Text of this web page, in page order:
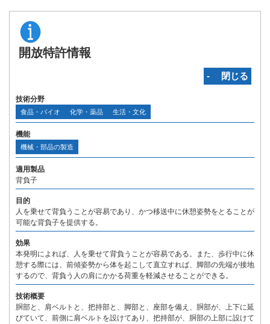
開放特許情報
‐ 閉じる
技術分野
食品・バイオ 化学・薬品 生活・文化
機能
機械・部品の製造
適用製品
背負子
目的
人を乗せて背負うことが容易であり、かつ移送中に休憩姿勢をとることが
可能な背負子を提供する。
効果
本発明によれば、人を乗せて背負うことが容易である。また、歩行中に休
憩する際には、前傾姿勢から体を起こして直立すれば、脚部の先端が接地
するので、背負う人の肩にかかる荷重を軽減させることができる。
技術概要
胴部と、肩ベルトと、把持部と、脚部と、座部を備え、胴部が、上下に延
びていて、前側に肩ベルトを設けてあり、把持部が、胴部の上部に設けて